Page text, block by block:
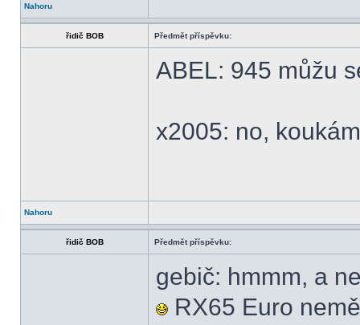
Nahoru
řidič BOB Předmět příspěvku:
ABEL: 945 můžu
x2005: no,
Nahoru
řidič BOB Předmět příspěvku:
gebič: hmmm, a
RX65 Euro